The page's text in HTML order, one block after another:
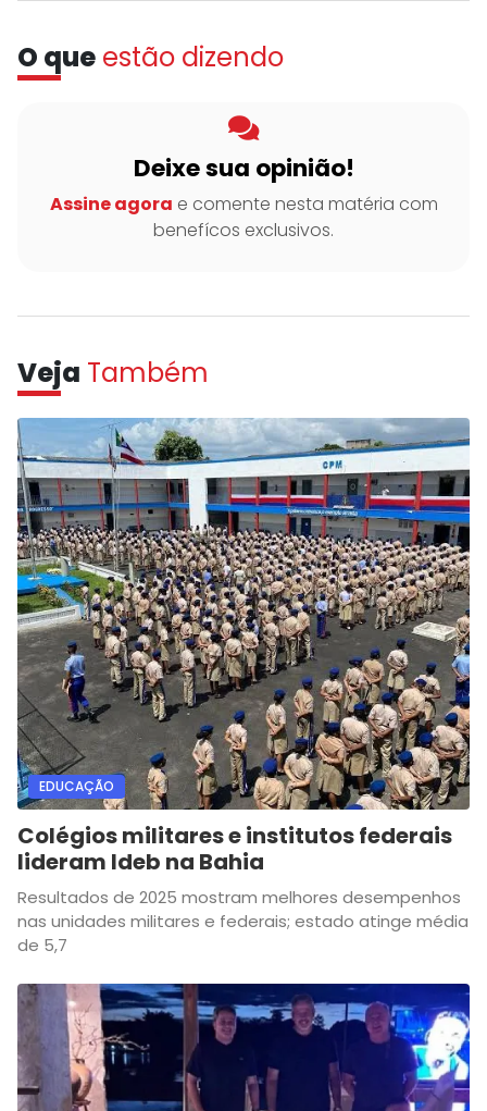
O que estão dizendo
Deixe sua opinião!
Assine agora e comente nesta matéria com
benefícos exclusivos.
Veja Também
EDUCAÇÃO
Colégios militares e institutos federais
lideram Ideb na Bahia
Resultados de 2025 mostram melhores desempenhos
nas unidades militares e federais; estado atinge média
de 5,7